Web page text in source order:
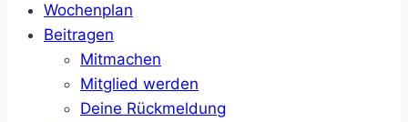
Wochenplan
Beitragen
Mitmachen
Mitglied werden
Deine Rückmeldung